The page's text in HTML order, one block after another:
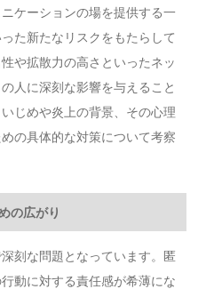
ケーションの場を提供する一
た新たなリスクをもたらして
や拡散力の高さといったネッ
人に深刻な影響を与えること
じめや炎上の背景、その心理
の具体的な対策について考察
の広がり
刻な問題となっています。匿
動に対する責任感が希薄にな